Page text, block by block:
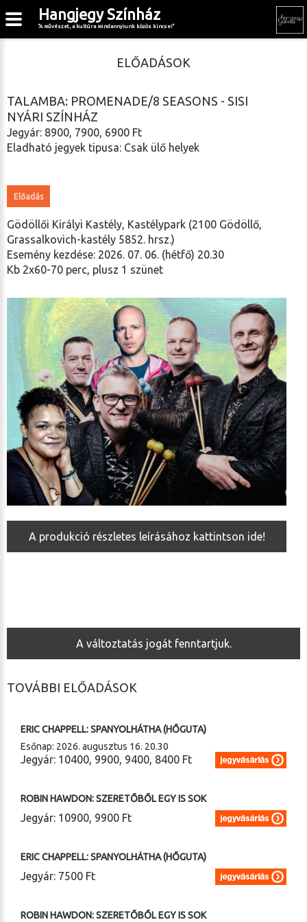
ELŐADÁSOK
TALAMBA: PROMENADE/8 SEASONS - SISI
NYÁRI SZÍNHÁZ
Jegyár: 8900, 7900, 6900 Ft
Eladható jegyek tipusa: Csak ülő helyek
Előadás
Gödöllői Királyi Kastély, Kastélypark (2100 Gödöllő,
Grassalkovich-kastély 5852. hrsz.)
Esemény kezdése: 2026. 07. 06. (hétfő) 20.30
Kb 2x60-70 perc, plusz 1 szünet
A produkció részletes leírásához kattintson ide!
A változtatás jogát fenntartjuk.
TOVÁBBI ELŐADÁSOK
ERIC CHAPPELL: SPANYOLHÁTHA (HŐGUTA)
Esőnap: 2026. augusztus 16. 20.30
Jegyár: 10400, 9900, 9400, 8400 Ft
ROBIN HAWDON: SZERETŐBŐL EGY IS SOK
Jegyár: 10900, 9900 Ft
ERIC CHAPPELL: SPANYOLHÁTHA (HŐGUTA)
Jegyár: 7500 Ft
ROBIN HAWDON: SZERETŐBŐL EGY IS SOK
Hangjegy Színház
"A művészet, a kultúra mindannyiunk közös kincse!"